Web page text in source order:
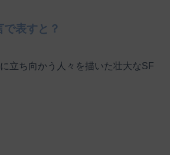
表すと？
立ち向かう人々を描いた壮大なSF